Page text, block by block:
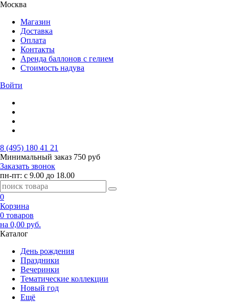
Москва
Магазин
Доставка
Оплата
Контакты
Аренда баллонов с гелием
Стоимость надува
Войти
8 (495) 180 41 21
Минимальный заказ 750 руб
Заказать звонок
пн-пт: с 9.00 до 18.00
0
Корзина
0 товаров
на 0,00 руб.
Каталог
День рождения
Праздники
Вечеринки
Тематические коллекции
Новый год
Ещё